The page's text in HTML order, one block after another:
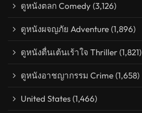
ดูหนังตลก Comedy(3,126)
ดูหนังผจญภัย Adventure(1,896)
ดูหนังตื่นเต้นเร้าใจ Thriller(1,821)
ดูหนังอาชญากรรม Crime(1,658)
United States(1,466)